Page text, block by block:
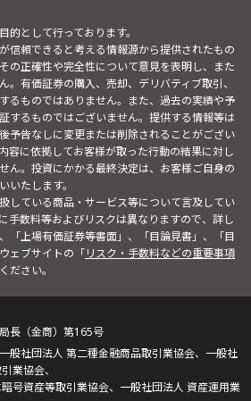
として行っております。
信頼できると考える情報源から提供されたもの
の正確性や完全性について意見を表明し、また
。有価証券の購入、売却、デリバティブ取引、
るものではありません。また、過去の実績や予
するものではございません。提供する情報等は
予告なしに変更または削除されることがござい
容に依拠してお客様が取った行動の結果に対し
ん。投資にかかる最終決定は、お客様ご自身の
いたします。
している商品・サービス等について言及してい
手数料等およびリスクは異なりますので、詳し
「上場有価証券等書面」、「目論見書」、「目
ェブサイトの「リスク・手数料などの重要事項
ださい。
長（金商）第165号
般社団法人 第二種金融商品取引業協会、一般社
業協会、
号資産等取引業協会、一般社団法人 資産運用業